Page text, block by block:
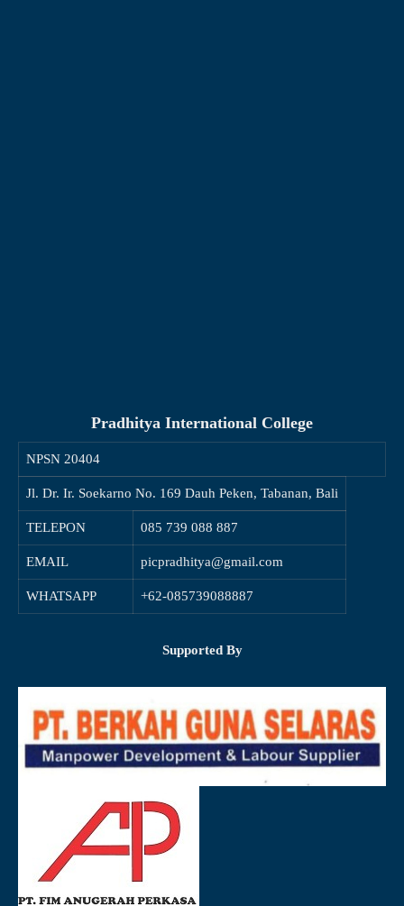
Pradhitya International College
NPSN 20404
Jl. Dr. Ir. Soekarno No. 169 Dauh Peken, Tabanan, Bali
TELEPON 085 739 088 887
EMAIL picpradhitya@gmail.com
WHATSAPP +62-085739088887
Supported By